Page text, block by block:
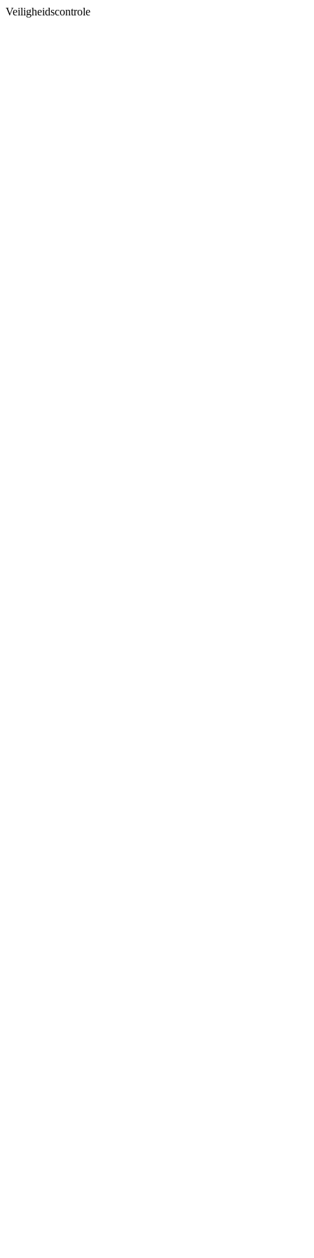
Veiligheidscontrole